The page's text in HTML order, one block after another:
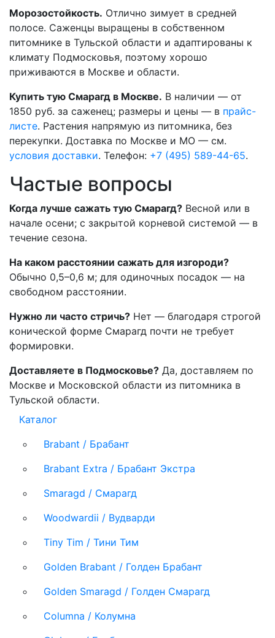
Морозостойкость. Отлично зимует в средней
полосе. Саженцы выращены в собственном
питомнике в Тульской области и адаптированы к
климату Подмосковья, поэтому хорошо
приживаются в Москве и области.
Купить тую Смарагд в Москве. В наличии — от
1850 руб. за саженец; размеры и цены — в прайс-
листе. Растения напрямую из питомника, без
перекупки. Доставка по Москве и МО — см.
условия доставки. Телефон: +7 (495) 589-44-65.
Частые вопросы
Когда лучше сажать тую Смарагд? Весной или в
начале осени; с закрытой корневой системой — в
течение сезона.
На каком расстоянии сажать для изгороди?
Обычно 0,5–0,6 м; для одиночных посадок — на
свободном расстоянии.
Нужно ли часто стричь? Нет — благодаря строгой
конической форме Смарагд почти не требует
формировки.
Доставляете в Подмосковье? Да, доставляем по
Москве и Московской области из питомника в
Тульской области.
Каталог
Brabant / Брабант
Brabant Extra / Брабант Экстра
Smaragd / Смарагд
Woodwardii / Вудварди
Tiny Tim / Тини Тим
Golden Brabant / Голден Брабант
Golden Smaragd / Голден Смарагд
Columna / Колумна